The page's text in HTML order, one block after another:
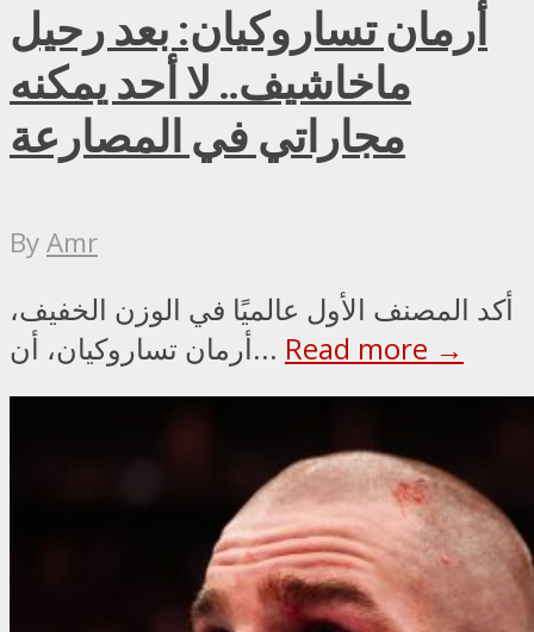
أرمان تساروكيان: بعد رحيل
ماخاشيف.. لا أحد يمكنه
مجاراتي في المصارعة
ByAmr
أكد المصنف الأول عالميًا في الوزن الخفيف،
أرمان تساروكيان، أن... Read more →